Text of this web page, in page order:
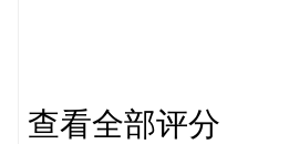
查看全部评分